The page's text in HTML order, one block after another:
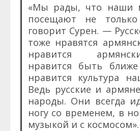
«Мы рады, что наши
посещают не
говорит Сурен. —
тоже нравятся
нравится
нравится быть
нравится культура
Ведь русские и
народы. Они всегда
ногу со временем, в
музыкой и с космосом».